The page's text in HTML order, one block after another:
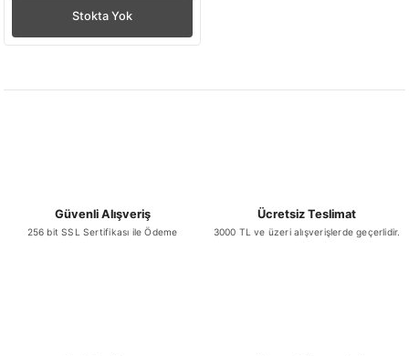
Stokta Yok
Güvenli Alışveriş
256 bit SSL Sertifikası ile Ödeme
Ücretsiz Teslimat
3000 TL ve üzeri alışverişlerde geçerlidir.